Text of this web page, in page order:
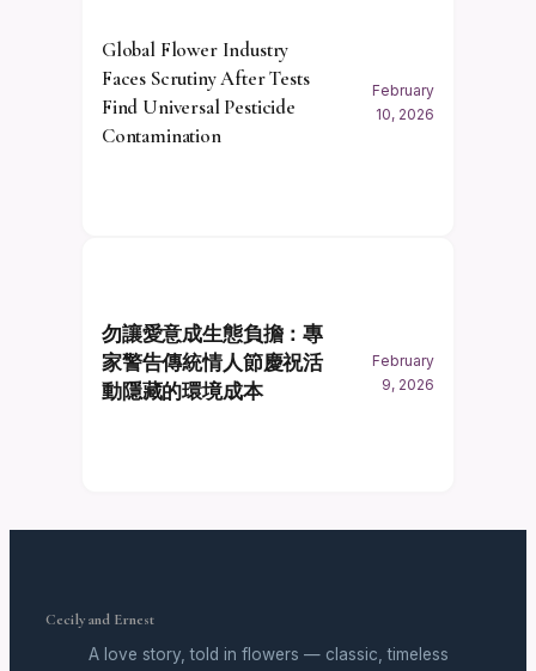
Global Flower Industry
Faces Scrutiny After Tests
Find Universal Pesticide
Contamination
February
10, 2026
勿讓愛意成生態負擔：專
家警告傳統情人節慶祝活
動隱藏的環境成本
February
9, 2026
Cecily and Ernest
A love story, told in flowers — classic, timeless